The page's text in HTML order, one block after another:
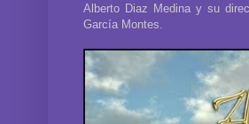
Alberto Diaz Medina y su
García Montes .